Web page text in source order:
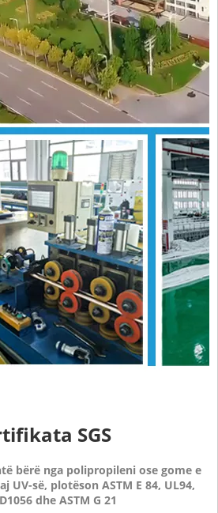
SGS
bërë nga polipropileni ose gome e
UV-së, plotëson ASTM E 84, UL94,
dhe ASTM G 21